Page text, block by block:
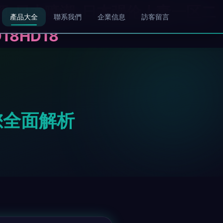
本喷潮-日本强伦人妻一区二
產品大全 聯系我們 企業信息 訪客留言
面解析